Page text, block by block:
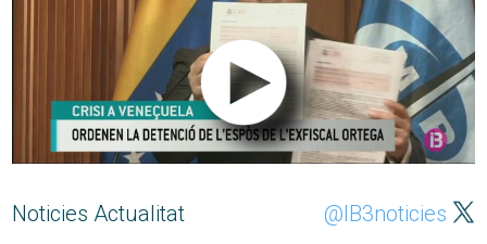
Noticies Actualitat @IB3noticies